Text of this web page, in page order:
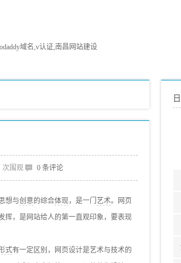
域名,v认证,南昌网站建设
次围观 0 条评论
想与创意的综合体现，是一门 艺术。网页
挥，是网站给人的第一直观印象，要表现
式有一定区别，网页设计是艺术与技术的